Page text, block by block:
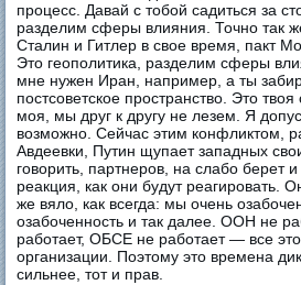
процесс. Давай с тобой садиться за
разделим сферы влияния. Точно так
Сталин и Гитлер в свое время, пакт
Это геополитика, разделим сферы
мне нужен Иран, например, а ты
постсоветское пространство. Это
моя, мы друг к другу не лезем. Я
возможно. Сейчас этим конфликтом,
Авдеевки, Путин щупает западных
говорить, партнеров, на слабо берет
реакция, как они будут реагировать.
же вяло, как всегда: мы очень
озабоченность и так далее. ООН не
работает, ОБСЕ не работает — все
организации. Поэтому это времена
сильнее, тот и прав.